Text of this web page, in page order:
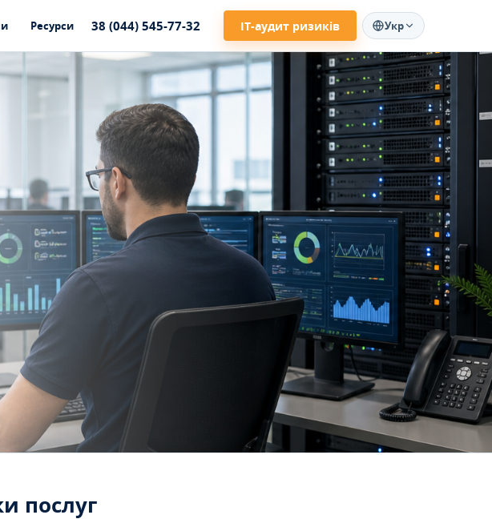
Ресурси 38 (044) 545-77-32 ІТ-аудит ризиків Укр
послуг